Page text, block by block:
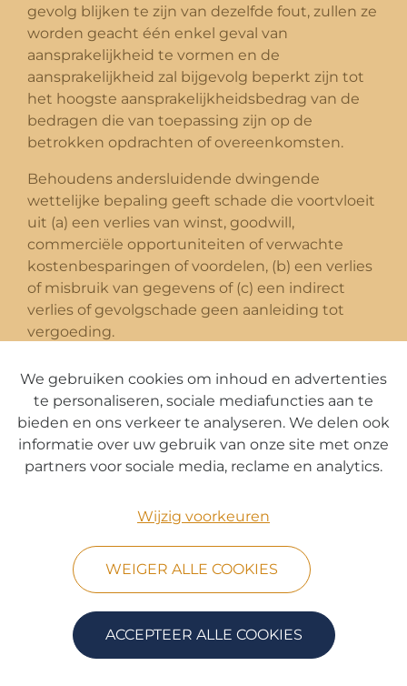
gevolg blijken te zijn van dezelfde fout, zullen ze
worden geacht één enkel geval van
aansprakelijkheid te vormen en de
aansprakelijkheid zal bijgevolg beperkt zijn tot
het hoogste aansprakelijkheidsbedrag van de
bedragen die van toepassing zijn op de
betrokken opdrachten of overeenkomsten.
Behoudens andersluidende dwingende
wettelijke bepaling geeft schade die voortvloeit
uit (a) een verlies van winst, goodwill,
commerciële opportuniteiten of verwachte
kostenbesparingen of voordelen, (b) een verlies
of misbruik van gegevens of (c) een indirect
verlies of gevolgschade geen aanleiding tot
vergoeding.
IX. – Plaats van uitvoering van de opdracht en
bewaring van de stukken
De stukken, boeken en documenten mogen
worden verplaatst. De beroepsbeoefenaar mag
ze bijhouden voor de tijd die nodig is om zijn
het recht om ze te raadplegen, ofwel persoonlijk
ofwel via (een) aangestelde(n) of
gevolmachtigde(n), die in het bezit zijn van een
schriftelijke volmacht, op voorwaarde dat deze
stukken, boeken en documenten eigendom
zijn van de cliënt.
We gebruiken cookies om inhoud en advertenties
te personaliseren, sociale mediafuncties aan te
bieden en ons verkeer te analyseren. We delen ook
informatie over uw gebruik van onze site met onze
partners voor sociale media, reclame en analytics.
Wijzig voorkeuren
WEIGER ALLE COOKIES
ACCEPTEER ALLE COOKIES